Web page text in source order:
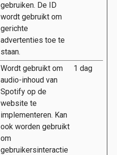
gebruiken. De ID
wordt gebruikt om
gerichte
advertenties toe te
staan.
Wordt gebruikt om
audio-inhoud van
Spotify op de
website te
implementeren. Kan
ook worden gebruikt
om
gebruikersinteractie
1 dag